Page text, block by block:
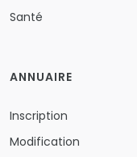
Santé
ANNUAIRE
Inscription
Modification